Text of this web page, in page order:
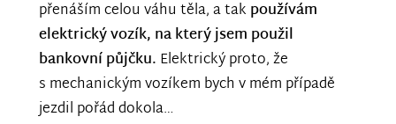
přenáším celou váhu těla, a tak používám
elektrický vozík, na který jsem použil
bankovní půjčku. Elektrický proto, že
s mechanickým vozíkem bych v mém případě
jezdil pořád dokola…